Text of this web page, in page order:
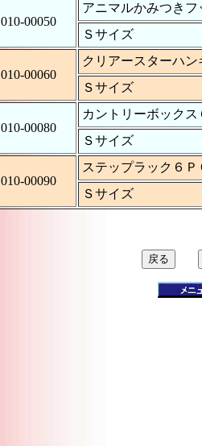
010-00050
アニマルかみつ
Ｓサイズ
010-00060
クリアースターハ
Ｓサイズ
010-00080
カントリーボックス
Ｓサイズ
010-00090
ステップラック６Ｐ
Ｓサイズ